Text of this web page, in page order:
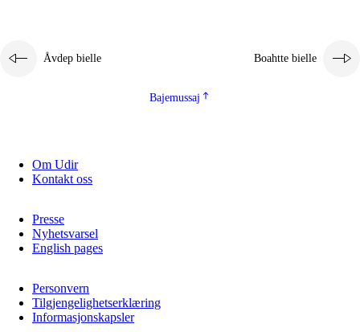
Åvdep bielle Boahtte bielle
Bajemussaj
Om Udir
Kontakt oss
Presse
Nyhetsvarsel
English pages
Personvern
Tilgjengelighetserklæring
Informasjonskapsler